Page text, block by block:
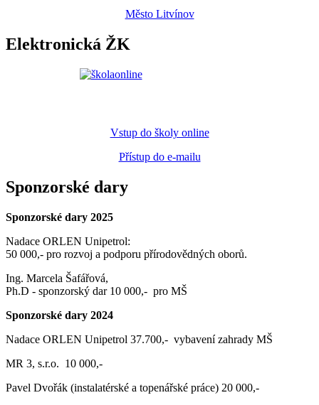
Město Litvínov
Elektronická ŽK
Vstup do školy online
Přístup do e-mailu
Sponzorské dary
Sponzorské dary 2025
Nadace ORLEN Unipetrol:
50 000,- pro rozvoj a podporu přírodovědných oborů.
Ing. Marcela Šafářová,
Ph.D - sponzorský dar 10 000,- pro MŠ
Sponzorské dary 2024
Nadace ORLEN Unipetrol 37.700,- vybavení zahrady MŠ
MR 3, s.r.o. 10 000,-
Pavel Dvořák (instalatérské a topenářské práce) 20 000,-